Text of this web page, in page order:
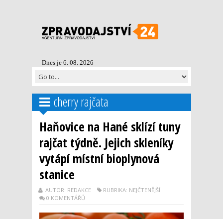
Dnes je 6. 08. 2026
cherry rajčata
Haňovice na Hané sklízí tuny
rajčat týdně. Jejich skleníky
vytápí místní bioplynová
stanice
AUTOR: REDAKCE
RUBRIKA: NEJČTENĚJŠÍ
0 KOMENTÁŘŮ